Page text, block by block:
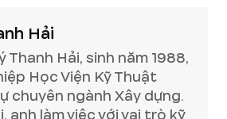
Hải
Thanh Hải, sinh năm 1988,
Học Viện Kỹ Thuật
chuyên ngành Xây dựng.